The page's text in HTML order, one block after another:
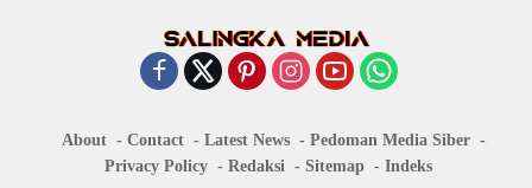
About Contact Latest News
Pedoman Media Siber
Privacy Policy
Redaksi Sitemap Indeks